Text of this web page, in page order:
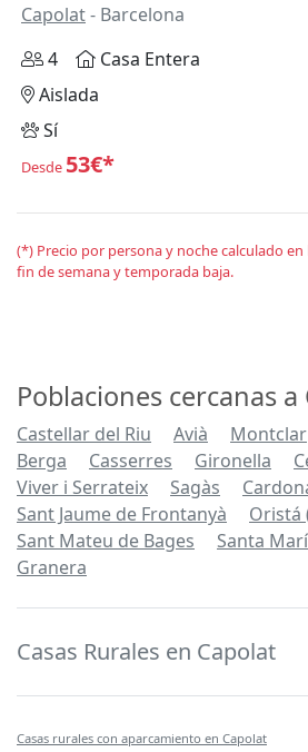
Capolat- Barcelona
4
Casa Entera
Aislada
Sí
Desde 53€*
(*) Precio por persona y noche calculado
fin de semana y temporada baja.
Poblaciones cercanas a
Castellar del Riu Avià Montclar
Berga
Casserres Gironella
Viver i Serrateix
Sagàs
Sant Jaume de Frontanyà
Oristá
Sant Mateu de Bages
Santa
Granera
Casas Rurales en Capolat
Casas rurales con aparcamiento en Capolat